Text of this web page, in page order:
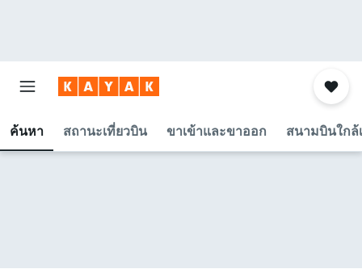
ค้นหา สถานะเที่ยวบิน ขาเข้าและขาออก สนามบินใกล้